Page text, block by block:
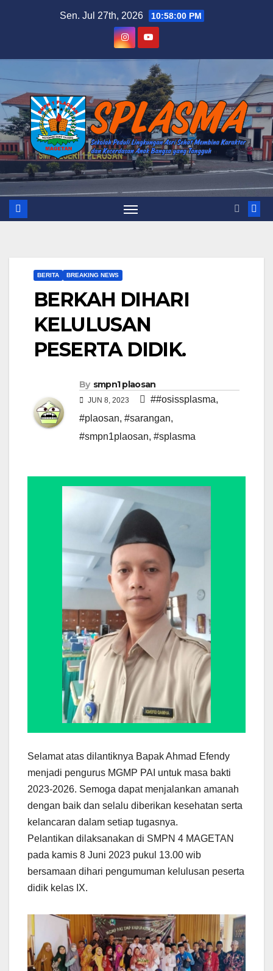
Sen. Jul 27th, 2026 10:58:01 PM
BERITA BREAKING NEWS
BERKAH DIHARI
KELULUSAN
PESERTA DIDIK.
By smpn1 plaosan
JUN 8, 2023 ##osissplasma,
#plaosan, #sarangan,
#smpn1plaosan, #splasma
Selamat atas dilantiknya Bapak Ahmad Efendy
menjadi pengurus MGMP PAI untuk masa bakti
2023-2026. Semoga dapat menjalankan amanah
dengan baik dan selalu diberikan kesehatan serta
kelancaran dalam setiap tugasnya.
Pelantikan dilaksanakan di SMPN 4 MAGETAN
pada kamis 8 Juni 2023 pukul 13.00 wib
bersamaan dihari pengumuman kelulusan peserta
didik kelas IX.